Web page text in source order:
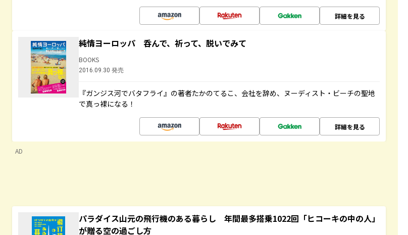
詳細を見る
純情ヨーロッパ 呑んで、祈って、脱いでみて
BOOKS
2016.09.30 発売
『ガンジス河でバタフライ』の著者たかのてるこ、会社を辞め、ヌーディスト・ビーチの聖地
で真っ裸になる！
詳細を見る
AD
パラダイス山元の飛行機のある暮らし 年間最多搭乗1022回「ヒコーキの中の人」
が贈る空の過ごし方